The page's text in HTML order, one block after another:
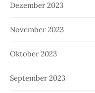
Dezember 2023
November 2023
Oktober 2023
September 2023